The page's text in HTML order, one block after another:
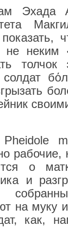
Эхада
показать,
не неким
толчок
Pheidole
о
и
на муку
как,